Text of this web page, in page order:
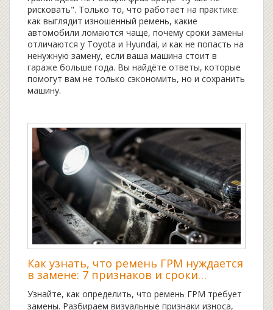
рисковать". Только то, что работает на практике:
как выглядит изношенный ремень, какие
автомобили ломаются чаще, почему сроки замены
отличаются у Toyota и Hyundai, и как не попасть на
ненужную замену, если ваша машина стоит в
гараже больше года. Вы найдёте ответы, которые
помогут вам не только сэкономить, но и сохранить
машину.
Как узнать, что ремень ГРМ нуждается
в замене: 7 признаков и сроки
обслуживания
Узнайте, как определить, что ремень ГРМ требует
замены. Разбираем визуальные признаки износа,